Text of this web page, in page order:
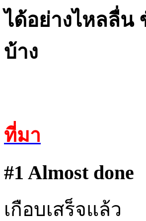
ได้อย่างไหลลื่น
บ้าง
ที่มา
#1 Almost done
เกือบเสร็จแล้ว